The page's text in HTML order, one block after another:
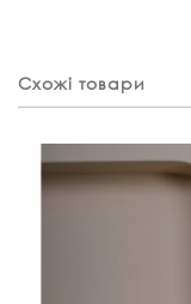
Схожі товари